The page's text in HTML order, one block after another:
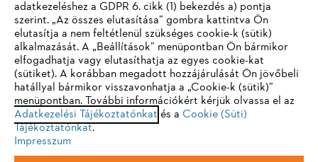
Szerviz
Adatvédelem Impresszum Cookie tájékoztató
Jogi információk
IHR BROWSER WIRD NICHT
UNTERSTÜTZT
Sie nutzen einen Browser, den wir noch nicht unterstützen. Für
eine optimale Nutzung unserer Seite empfehlen wir Ihnen, zu
einem der folgenden Browser zu wechseln:
Firefox Chrome
adatkezeléshez a GDPR 6. cikk (1) bekezdés a) pontja
szerint. „Az összes elutasítása” gombra kattintva Ön
elutasítja a nem feltétlenül szükséges cookie-k (sütik)
alkalmazását. A „Beállítások” menüpontban Ön bármikor
elfogadhatja vagy elutasíthatja az egyes cookie-kat
(sütiket). A korábban megadott hozzájárulását Ön jövőbeli
hatállyal bármikor visszavonhatja a „Cookie-k (sütik)”
menüpontban. További információkért kérjük olvassa el az
Adatkezelési Tájékoztatónkat és a Cookie (Süti)
Tájékoztatónkat.
Impresszum